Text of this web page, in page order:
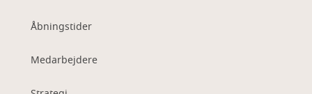
Åbningstider
Medarbejdere